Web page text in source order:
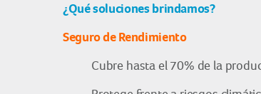
¿Qué soluciones brindamos?
Seguro de Rendimiento
Cubre hasta el 70% de la